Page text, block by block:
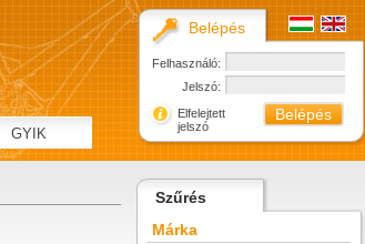
Szűrés
Márka
Belépés
Felhasználó:
Jelszó:
Elfelejtett
jelszó
GYIK